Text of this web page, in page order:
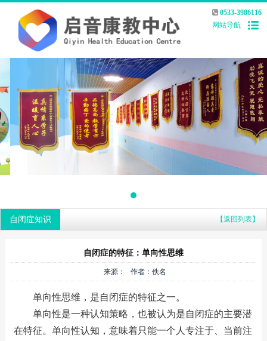
0533-3986116
网站导航
自闭症知识 【返回列表】
自闭症的特征：单向性思维
来源： 作者：佚名
单向性思维，是自闭症的特征之一。
单向性是一种认知策略，也被认为是自闭症的主要潜
在特征。单向性认知，意味着只能一个人专注于、当前注